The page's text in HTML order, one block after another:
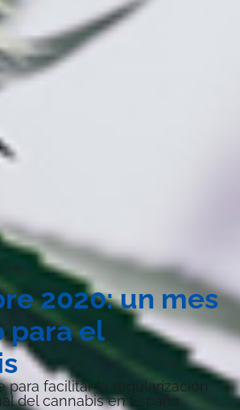
2020: un mes
para el
para facilitar la regularización
del cannabis en España